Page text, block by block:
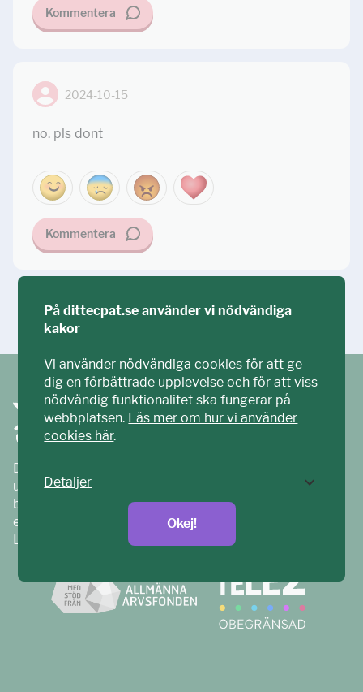
Kommentera
2024-10-15
no. pls dont
Kommentera
Ställ din fråga!
Ditt ECPAT har tagits fram tillsammans med barn och
unga. Vi är en del av ECPAT Sverige – en
barnrättsorganisation som arbetar mot sexuell
exploatering av barn.
Läs mer på
ecpat.se
På dittecpat.se använder vi nödvändiga
kakor
Vi använder nödvändiga cookies för att ge
dig en förbättrade upplevelse och för att viss
nödvändig funktionalitet ska fungerar på
webbplatsen. Läs mer om hur vi använder
cookies här.
Detaljer
Okej!